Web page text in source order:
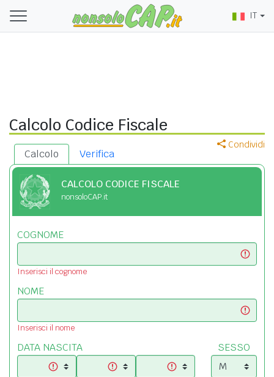
IT
Calcolo Codice Fiscale
Condividi
Calcolo Verifica
CALCOLO CODICE FISCALE
nonsoloCAP.it
COGNOME
Inserisci il cognome
NOME
Inserisci il nome
DATA NASCITA SESSO